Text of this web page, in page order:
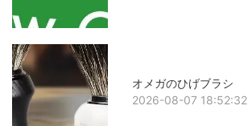
オメガのひげブラシ
2026-08-07 18:52:32